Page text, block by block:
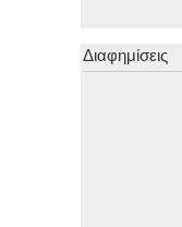
Διαφημίσεις